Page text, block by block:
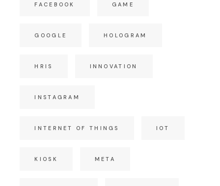
FACEBOOK GAME
GOOGLE HOLOGRAM
HRIS INNOVATION
INSTAGRAM
INTERNET OF THINGS IOT
KIOSK META